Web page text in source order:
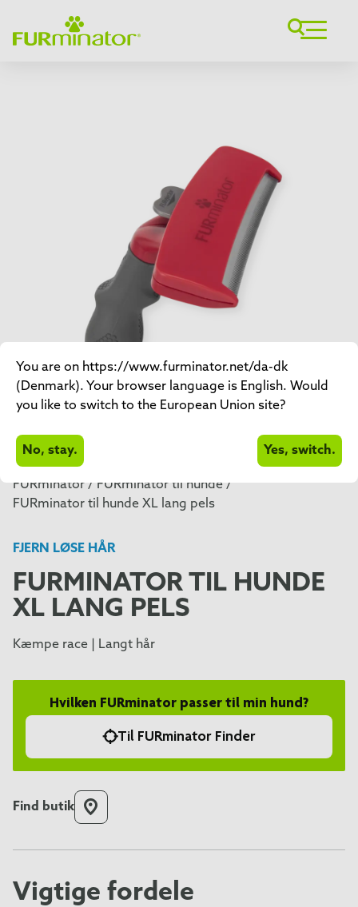
FURminator / FURminator til hunde /
FURminator til hunde XL lang pels
FJERN LØSE HÅR
FURMINATOR TIL HUNDE
XL LANG PELS
Kæmpe race | Langt hår
Hvilken FURminator passer til min hund?
Til FURminator Finder
Find butik
Vigtige fordele
You are on https://www.furminator.net/da-dk
(Denmark). Your browser language is English. Would
you like to switch to the European Union site?
No, stay. Yes, switch.